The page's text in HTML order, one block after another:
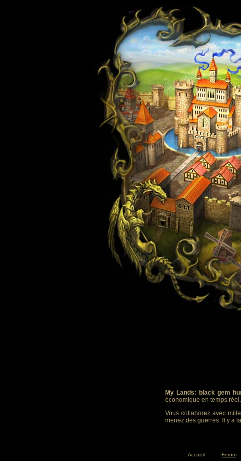
My Lands: black gem
économique en temps réel.
Vous collaborez avec
menez des guerres. Il y a
Accueil Forum